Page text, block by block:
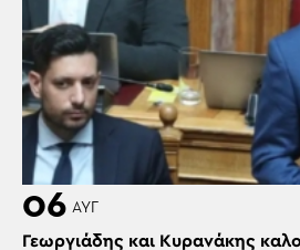
06 ΑΥΓ
Γεωργιάδης και Κυρανάκης